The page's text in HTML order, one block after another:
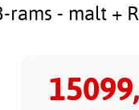
- malt +